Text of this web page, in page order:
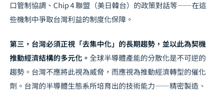
口管制協調、Chip 4 聯盟（美日韓台）的政策對話等——在這
些機制中爭取台灣利益的制度化保障。
第三，台灣必須正視「去集中化」的長期趨勢，並以此為契機
推動經濟結構的多元化。 全球半導體產能的分散化是不可逆的
趨勢。台灣不應將此視為威脅，而應視為推動經濟轉型的催化
劑。台灣的半導體生態系所培育出的技術能力——精密製造、